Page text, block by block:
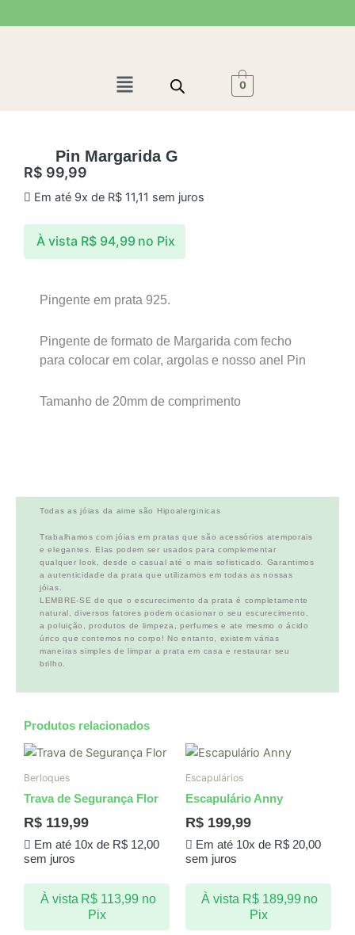
para
Menu 0
Pin Margarida G
R$ 99,99
Em até 9x de R$11,11 sem juros
À vista R$94,99 no Pix
Pingente em prata 925.
Pingente de formato de Margarida com fecho
para colocar em colar, argolas e nosso anel Pin
Tamanho de 20mm de comprimento
Todas as jóias da aime são Hipoalerginicas
Trabalhamos com jóias em pratas que são acessórios atemporais
e elegantes. Elas podem ser usados para complementar
qualquer look, desde o casual até o mais sofisticado. Garantimos
a autenticidade da prata que utilizamos em todas as nossas
jóias.
LEMBRE-SE de que o escurecimento da prata é completamente
natural, diversos fatores podem ocasionar o seu escurecimento,
a poluição, produtos de limpeza, perfumes e ate mesmo o ácido
úrico que contemos no corpo! No entanto, existem várias
maneiras simples de limpar a prata em casa e restaurar seu
brilho.
Produtos relacionados
Berloques
Trava de Segurança Flor
R$ 119,99
Em até 10x de R$12,00
sem juros
À vista R$ 113,99 no
Pix
Escapulários
Escapulário Anny
R$ 199,99
Em até 10x de R$20,00
sem juros
À vista R$189,99 no
Pix